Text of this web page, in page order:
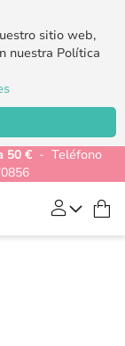
sitio web,
nuestra Política
50 €- Teléfono